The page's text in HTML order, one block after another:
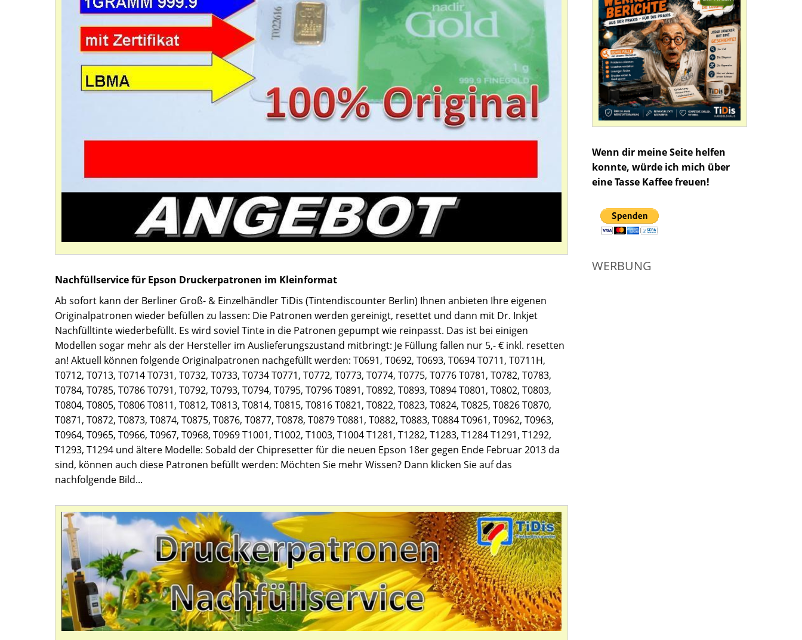
Nachfüllservice für Epson Druckerpatronen im Kleinformat
Ab sofort kann der Berliner Groß- & Einzelhändler TiDis (Tintendiscounter Berlin) Ihnen anbieten Ihre eigenen
Originalpatronen wieder befüllen zu lassen: Die Patronen werden gereinigt, resettet und dann mit Dr. Inkjet
Nachfülltinte wiederbefüllt. Es wird soviel Tinte in die Patronen gepumpt wie reinpasst. Das ist bei einigen
Modellen sogar mehr als der Hersteller im Auslieferungszustand mitbringt: Je Füllung fallen nur 5,- € inkl. resetten
an! Aktuell können folgende Originalpatronen nachgefüllt werden: T0691, T0692, T0693, T0694 T0711, T0711H,
T0712, T0713, T0714 T0731, T0732, T0733, T0734 T0771, T0772, T0773, T0774, T0775, T0776 T0781, T0782, T0783,
T0784, T0785, T0786 T0791, T0792, T0793, T0794, T0795, T0796 T0891, T0892, T0893, T0894 T0801, T0802, T0803,
T0804, T0805, T0806 T0811, T0812, T0813, T0814, T0815, T0816 T0821, T0822, T0823, T0824, T0825, T0826 T0870,
T0871, T0872, T0873, T0874, T0875, T0876, T0877, T0878, T0879 T0881, T0882, T0883, T0884 T0961, T0962, T0963,
T0964, T0965, T0966, T0967, T0968, T0969 T1001, T1002, T1003, T1004 T1281, T1282, T1283, T1284 T1291, T1292,
T1293, T1294 und ältere Modelle: Sobald der Chipresetter für die neuen Epson 18er gegen Ende Februar 2013 da
sind, können auch diese Patronen befüllt werden: Möchten Sie mehr Wissen? Dann klicken Sie auf das
nachfolgende Bild...
Wenn dir meine Seite helfen
konnte, würde ich mich über
eine Tasse Kaffee freuen!
WERBUNG